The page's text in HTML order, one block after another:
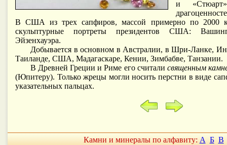
и
В США из трех сапфиров, массой примерно по 2000
скульптурные портреты президентов США:
Эйзенхауэра.
Добывается в основном в Австралии, в Шри-Ланке,
Таиланде, США, Мадагаскаре, Кении, Зимбабве, Танзании.
В Древней Греции и Риме его считали священным
(Юпитеру). Только жрецы могли носить перстни в виде
указательных пальцах.
Камни и минералы по алфавиту: А Б В